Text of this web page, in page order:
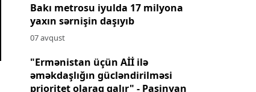
Bakı metrosu iyulda 17 milyona
yaxın sərnişin daşıyıb
07 avqust
"Ermənistan üçün Aİİ ilə
əməkdaşlığın gücləndirilməsi
prioritet olaraq qalır" - Paşinyan